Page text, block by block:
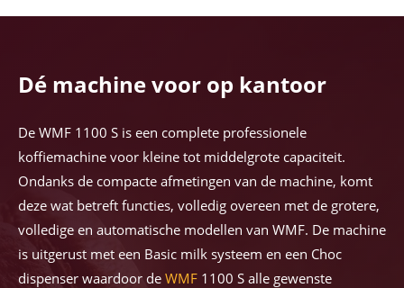
Dé machine voor op kantoor
De WMF 1100 S is een complete professionele
koffiemachine voor kleine tot middelgrote capaciteit.
Ondanks de compacte afmetingen van de machine, komt
deze wat betreft functies, volledig overeen met de grotere,
volledige en automatische modellen van WMF. De machine
is uitgerust met een Basic milk systeem en een Choc
dispenser waardoor de WMF 1100 S alle gewenste